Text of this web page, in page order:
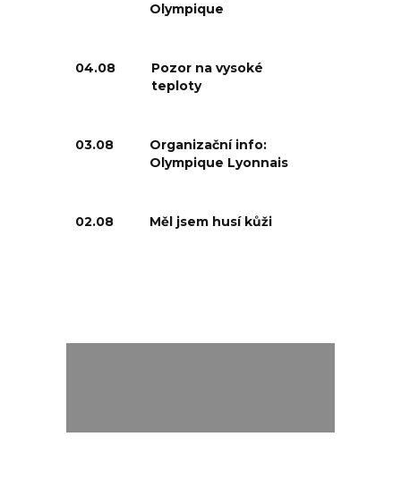
Olympique
04.08
Pozor na vysoké
teploty
03.08
Organizační info:
Olympique Lyonnais
02.08 Měl jsem husí kůži